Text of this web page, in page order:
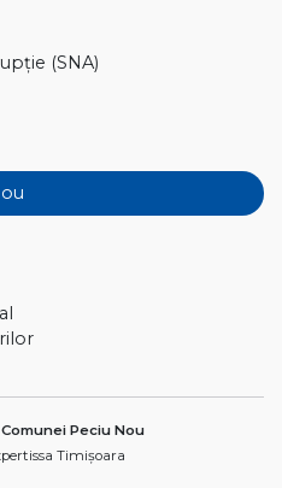
(SNA)
Peciu Nou
Timișoara